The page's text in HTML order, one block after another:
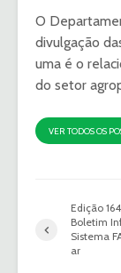
O
divulgação
uma é o
do setor
VER TODOS OS
Edição
Boletim
Sistema
ar